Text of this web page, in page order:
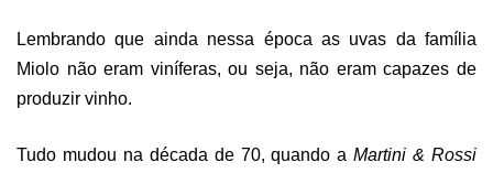
Lembrando que ainda nessa época as uvas da família
Miolo não eram viníferas, ou seja, não eram capazes de
produzir vinho.
Tudo mudou na década de 70, quando aMartini & Rossi